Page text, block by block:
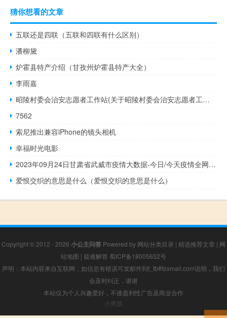
猜你想看的文章
五联还是四联（五联和四联有什么区别）
潘柳黛
炉霍县特产介绍（甘孜州炉霍县特产大全）
李雨嘉
昭陵村委会治安志愿者工作站(关于昭陵村委会治安志愿者工作站的简介)
7562
索尼推出兼容iPhone的镜头相机
幸福时光电影
2023年09月24日甘肃省武威市疫情大数据-今日/今天疫情全网搜索最新实时消息动态情况通知播报
爱恨交织的意思是什么（爱恨交织的意思是什么）
Copyright © 2012 - 2026 小公主问答 Powered by 网站分类目录 | 精选推荐文章 | 网
站地图 | 疑难解答 蜀ICP备18005652号
声明：本站内容来自互联网，如信息有错误可发邮件到f_fb#foxmail.com说明，我们
会及时纠正，谢谢
本站仅为个人兴趣爱好，不接盈利性广告及商业合作
小男孩